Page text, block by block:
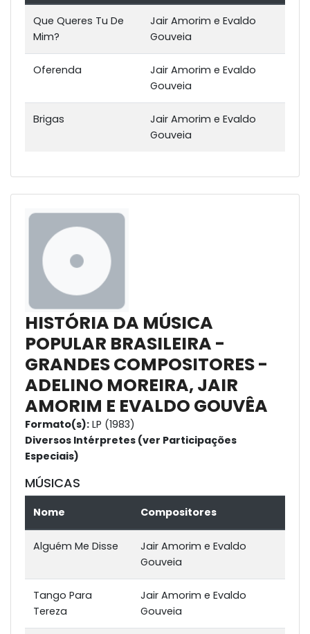
Que Queres Tu De
Mim?
Jair Amorim e Evaldo
Gouveia
Oferenda
Jair Amorim e Evaldo
Gouveia
Brigas
Jair Amorim e Evaldo
Gouveia
HISTÓRIA DA MÚSICA
POPULAR BRASILEIRA -
GRANDES COMPOSITORES -
ADELINO MOREIRA, JAIR
AMORIM E EVALDO GOUVÊA
Formato(s): LP (1983)
Diversos Intérpretes (ver Participações
Especiais)
MÚSICAS
Nome Compositores
Alguém Me Disse
Jair Amorim e Evaldo
Gouveia
Tango Para
Tereza
Jair Amorim e Evaldo
Gouveia